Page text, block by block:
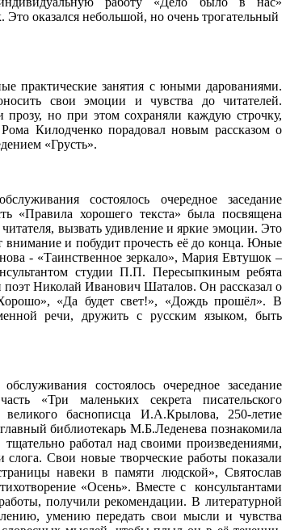
оказался небольшой, но очень трогательный
практические занятия с юными дарованиями.
свои эмоции и чувства до читателей.
прозу, но при этом сохраняли каждую строчку,
Килодченко порадовал новым рассказом о
«Грусть».
состоялось очередное заседание
«Правила хорошего текста» была посвящена
вызвать удивление и яркие эмоции. Это
внимание и побудит прочесть её до конца. Юные
- «Таинственное зеркало», Мария Евтушок –
студии П.П. Пересыпкиным ребята
поэт Николай Иванович Шаталов. Он рассказал о
«Да будет свет!», «Дождь прошёл». В
речи, дружить с русским языком, быть
состоялось очередное заседание
«Три маленьких секрета писательского
великого баснописца И.А.Крылова, 250-летие
библиотекарь М.Б.Леденева познакомила
работал над своими произведениями,
Свои новые творческие работы показали
навеки в памяти людской», Святослав
«Осень». Вместе с консультантами
получили рекомендации. В литературной
умению передать свои мысли и чувства